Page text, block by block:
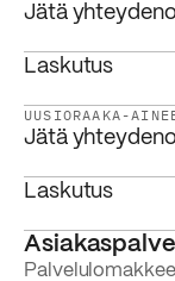
Jätä
Laskutus
UUSIORAAKA-
Jätä
Laskutus